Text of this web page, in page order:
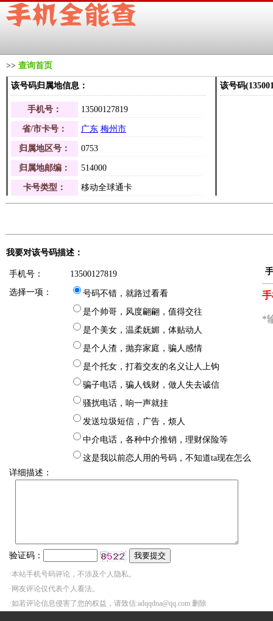
>> 查询首页
该号码归属地信息：
手机号： 13500127819
省/市卡号： 广东 梅州市
归属地区号： 0753
归属地邮编： 514000
卡号类型： 移动全球通卡
该号码
我要对该号码描述：
手机号：
13500127819
选择一项：
号码不错，就路过看看
是个帅哥，风度翩翩，值得交往
是个美女，温柔妩媚，体贴动人
是个人渣，抛弃家庭，骗人感情
是个托女，打着交友的名义让人上钩
骗子电话，骗人钱财，做人失去诚信
骚扰电话，响一声就挂
发送垃圾短信，广告，烦人
中介电话，各种中介推销，理财保险等
这是我以前恋人用的号码，不知道ta现在怎么
详细描述：
验证码：
·本站手机号码评论，不涉及个人隐私。
·网友评论仅代表个人看法。
·如若评论信息侵害了您的权益，请致信:adqqdna@qq.com 删除